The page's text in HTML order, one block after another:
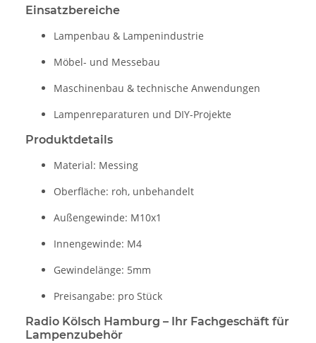
Einsatzbereiche
Lampenbau & Lampenindustrie
Möbel- und Messebau
Maschinenbau & technische Anwendungen
Lampenreparaturen und DIY-Projekte
Produktdetails
Material: Messing
Oberfläche: roh, unbehandelt
Außengewinde: M10x1
Innengewinde: M4
Gewindelänge: 5mm
Preisangabe: pro Stück
Radio Kölsch Hamburg – Ihr Fachgeschäft für
Lampenzubehör